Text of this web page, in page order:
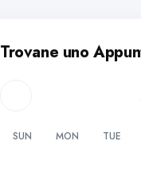
Trovane uno
SUN MON TUE